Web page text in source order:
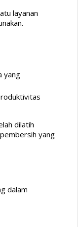
layanan
yang
dilatih
yang
dalam